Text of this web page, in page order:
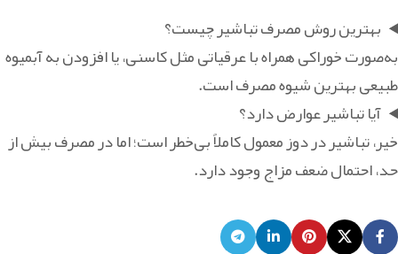
بهترین روش مصرف تباشیر چیست؟
‏به‌صورت خوراکی همراه با عرقیاتی مثل کاسنی، یا افزودن به آبمیوه
طبیعی بهترین شیوه مصرف است.
آیا تباشیر عوارض دارد؟
‏خیر، تباشیر در دوز معمول کاملاً بی‌خطر است؛ اما در مصرف بیش از
حد، احتمال ضعف مزاج وجود دارد.